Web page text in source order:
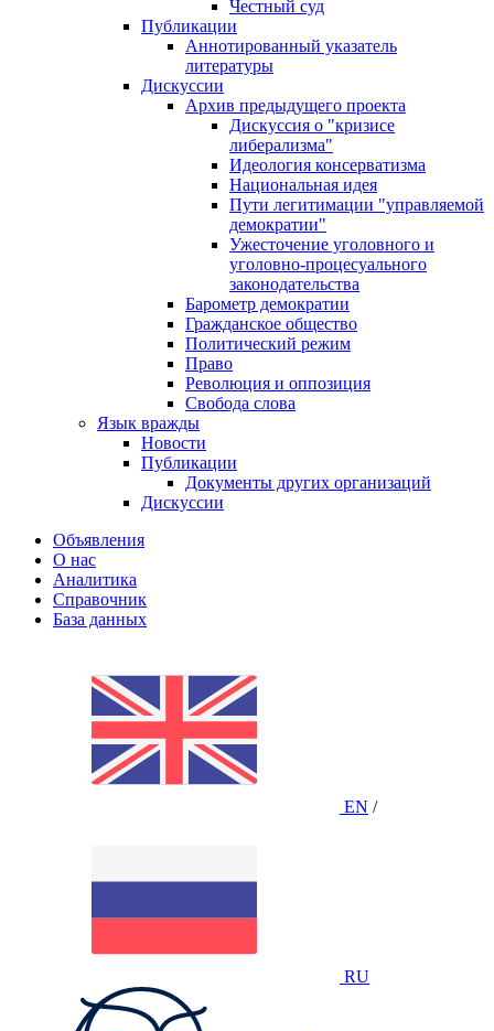
Честный суд
Публикации
Аннотированный указатель
литературы
Дискуссии
Архив предыдущего проекта
Дискуссия о "кризисе
либерализма"
Идеология консерватизма
Национальная идея
Пути легитимации "управляемой
демократии"
Ужесточение уголовного и
уголовно-процесуального
законодательства
Барометр демократии
Гражданское общество
Политический режим
Право
Революция и оппозиция
Свобода слова
Язык вражды
Новости
Публикации
Документы других организаций
Дискуссии
Объявления
О нас
Аналитика
Справочник
База данных
EN /
RU